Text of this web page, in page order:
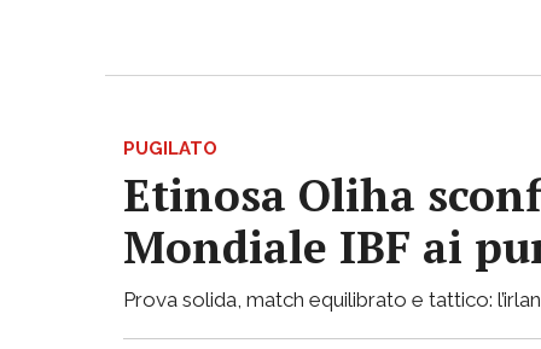
PUGILATO
Etinosa Oliha
Mondiale IBF ai
Prova solida, match equilibrato e tattico: